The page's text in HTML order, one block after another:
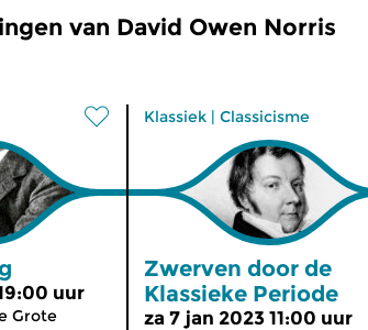
van David Owen Norris
uur
Grote
Klassiek | Classicisme
Zwerven door de
Klassieke Periode
za 7 jan 2023 11:00 uur